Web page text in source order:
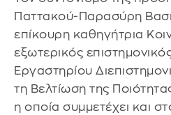
Παττακού-Παρασύρη
επίκουρη καθηγήτρια
εξωτερικός
Εργαστηρίου
τη Βελτίωση της
η οποία συμμετέχει και